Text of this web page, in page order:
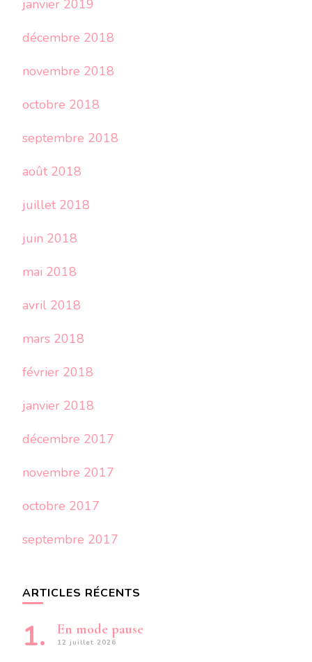
janvier 2019
décembre 2018
novembre 2018
octobre 2018
septembre 2018
août 2018
juillet 2018
juin 2018
mai 2018
avril 2018
mars 2018
février 2018
janvier 2018
décembre 2017
novembre 2017
octobre 2017
septembre 2017
ARTICLES RÉCENTS
En mode pause
12 juillet 2026